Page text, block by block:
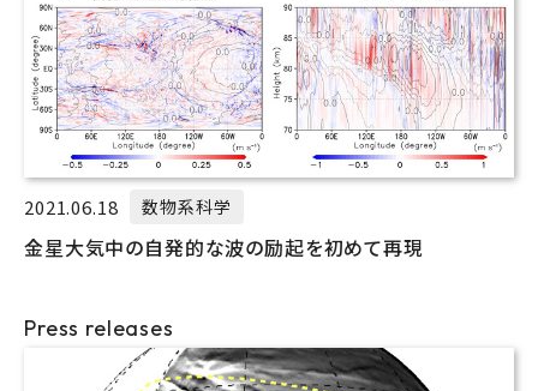
2021.06.18 数物系科学
金星大気中の自発的な波の励起を初めて再現
Press releases